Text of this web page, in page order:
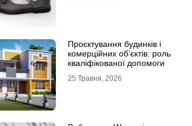
Проєктування будинків і
комерційних об’єктів: роль
кваліфікованої допомоги
25 Травня, 2026